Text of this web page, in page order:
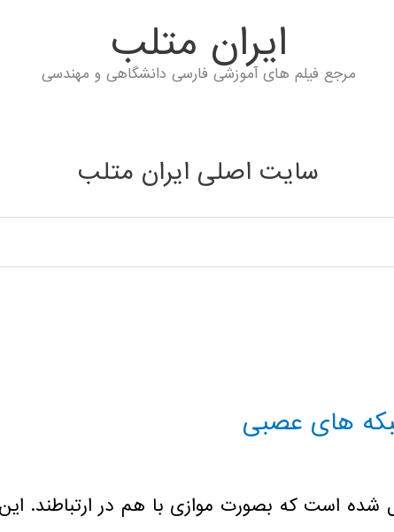
ايران متلب
مرجع فیلم های آموزشی فارسی دانشگاهی و مهندسی
سایت اصلی ایران متلب
های عصبی
است که بصورت موازی با هم در ارتباطند. این